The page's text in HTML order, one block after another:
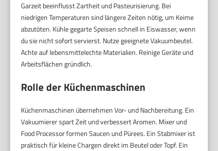
Garzeit beeinflusst Zartheit und Pasteurisierung. Bei
niedrigen Temperaturen sind längere Zeiten nötig, um Keime
abzutöten. Kühle gegarte Speisen schnell in Eiswasser, wenn
du sie nicht sofort servierst. Nutze geeignete Vakuumbeutel.
Achte auf lebensmittelechte Materialien. Reinige Geräte und
Arbeitsflächen gründlich.
Rolle der Küchenmaschinen
Küchenmaschinen übernehmen Vor- und Nachbereitung. Ein
Vakuumierer spart Zeit und verbessert Aromen. Mixer und
Food Processor formen Saucen und Pürees. Ein Stabmixer ist
praktisch für kleine Chargen direkt im Beutel oder Topf. Ein